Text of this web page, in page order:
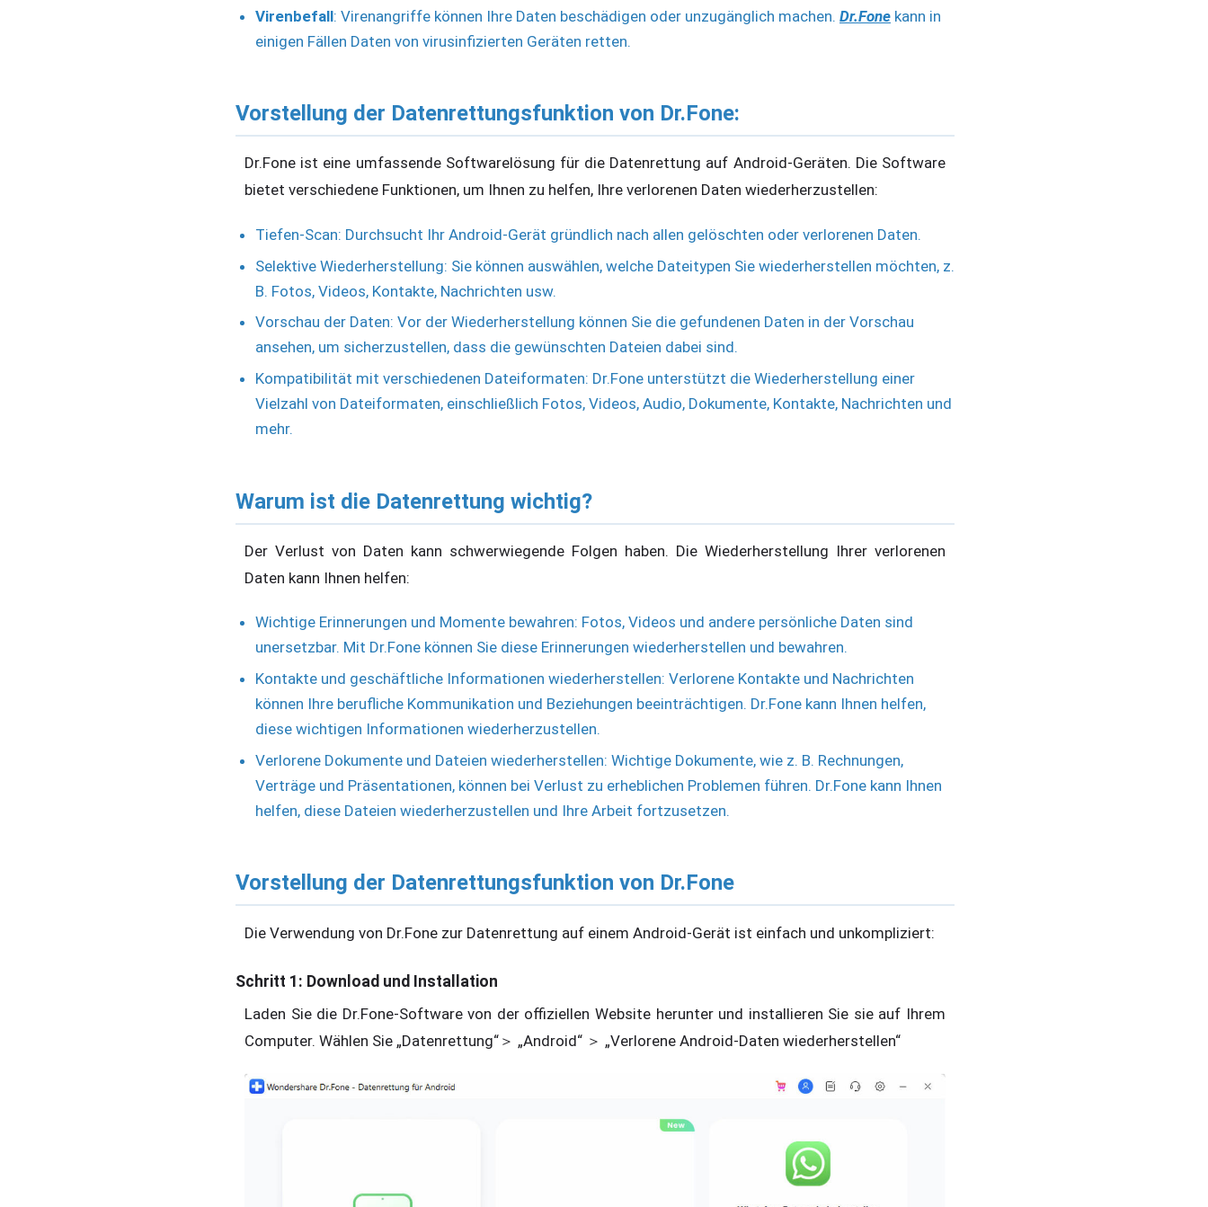
Virenbefall: Virenangriffe können Ihre Daten beschädigen oder unzugänglich machen. Dr.Fone kann in
einigen Fällen Daten von virusinfizierten Geräten retten.
Vorstellung der Datenrettungsfunktion von Dr.Fone:
Dr.Fone ist eine umfassende Softwarelösung für die Datenrettung auf Android-Geräten. Die Software
bietet verschiedene Funktionen, um Ihnen zu helfen, Ihre verlorenen Daten wiederherzustellen:
Tiefen-Scan: Durchsucht Ihr Android-Gerät gründlich nach allen gelöschten oder verlorenen Daten.
Selektive Wiederherstellung: Sie können auswählen, welche Dateitypen Sie wiederherstellen möchten, z.
B. Fotos, Videos, Kontakte, Nachrichten usw.
Vorschau der Daten: Vor der Wiederherstellung können Sie die gefundenen Daten in der Vorschau
ansehen, um sicherzustellen, dass die gewünschten Dateien dabei sind.
Kompatibilität mit verschiedenen Dateiformaten: Dr.Fone unterstützt die Wiederherstellung einer
Vielzahl von Dateiformaten, einschließlich Fotos, Videos, Audio, Dokumente, Kontakte, Nachrichten und
mehr.
Warum ist die Datenrettung wichtig?
Der Verlust von Daten kann schwerwiegende Folgen haben. Die Wiederherstellung Ihrer verlorenen
Daten kann Ihnen helfen:
Wichtige Erinnerungen und Momente bewahren: Fotos, Videos und andere persönliche Daten sind
unersetzbar. Mit Dr.Fone können Sie diese Erinnerungen wiederherstellen und bewahren.
Kontakte und geschäftliche Informationen wiederherstellen: Verlorene Kontakte und Nachrichten
können Ihre berufliche Kommunikation und Beziehungen beeinträchtigen. Dr.Fone kann Ihnen helfen,
diese wichtigen Informationen wiederherzustellen.
Verlorene Dokumente und Dateien wiederherstellen: Wichtige Dokumente, wie z. B. Rechnungen,
Verträge und Präsentationen, können bei Verlust zu erheblichen Problemen führen. Dr.Fone kann Ihnen
helfen, diese Dateien wiederherzustellen und Ihre Arbeit fortzusetzen.
Vorstellung der Datenrettungsfunktion von Dr.Fone
Die Verwendung von Dr.Fone zur Datenrettung auf einem Android-Gerät ist einfach und unkompliziert:
Schritt 1: Download und Installation
Laden Sie die Dr.Fone-Software von der offiziellen Website herunter und installieren Sie sie auf Ihrem
Computer. Wählen Sie „Datenrettung“＞ „Android“ ＞ „Verlorene Android-Daten wiederherstellen“